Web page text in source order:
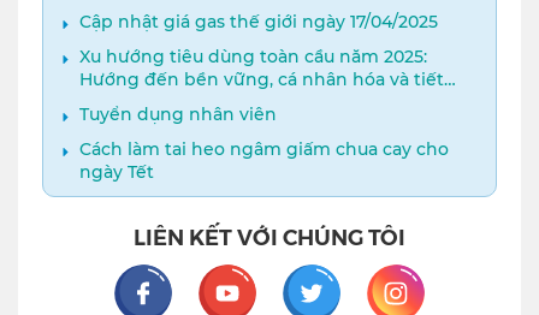
Cập nhật giá gas thế giới ngày 17/04/2025
Xu hướng tiêu dùng toàn cầu năm 2025:
Hướng đến bền vững, cá nhân hóa và tiết
kiệm thông minh​
Tuyển dụng nhân viên
Cách làm tai heo ngâm giấm chua cay cho
ngày Tết
LIÊN KẾT VỚI CHÚNG TÔI
FacebookYoutubeTwitter